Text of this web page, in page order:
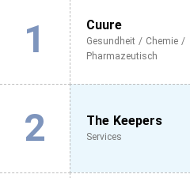
1 Cuure
Gesundheit / Chemie /
Pharmazeutisch
2 The Keepers
Services